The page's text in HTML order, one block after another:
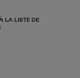
LA LISTE DE